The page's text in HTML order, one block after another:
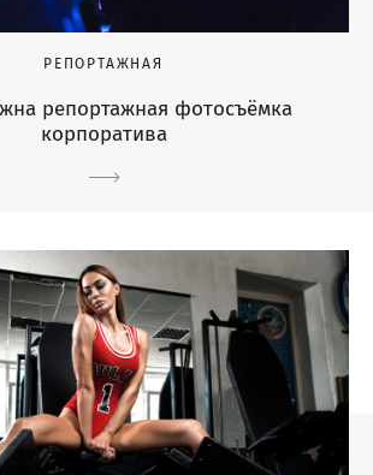
РЕПОРТАЖНАЯ
репортажная фотосъёмка
корпоратива